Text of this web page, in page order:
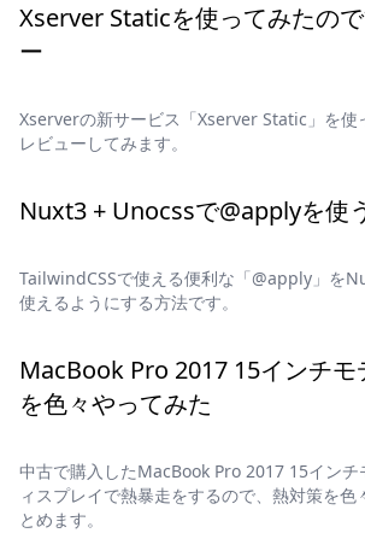
Xserver Staticを使ってみたの
ー
Xserverの新サービス「Xserver Static」を使
レビューしてみます。
Nuxt3 + Unocssで@applyを使
TailwindCSSで使える便利な「@apply」を
使えるようにする方法です。
MacBook Pro 2017 15インチモ
を色々やってみた
中古で購入したMacBook Pro 2017 15インチ
ィスプレイで熱暴走をするので、熱対策を色
とめます。